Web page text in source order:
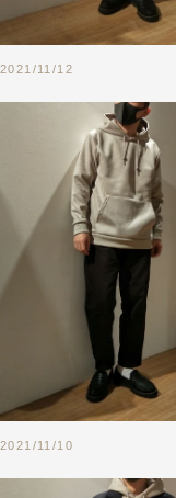
2021/11/12
2021/11/10